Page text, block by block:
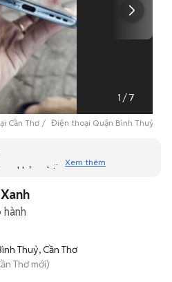
1 /7
Cần Thơ Điện thoại Quận Bình Thuỷ
khảo và bạn không thể liên hệ
nhé!
Xem thêm
Thuỷ, Cần Thơ
Thơ mới)